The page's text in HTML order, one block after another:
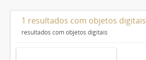
1 resultados com objetos digitais
resultados com objetos digitais